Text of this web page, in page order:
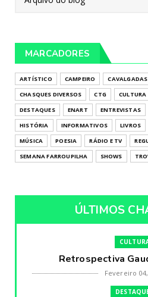
MARCADORES
ARTÍSTICO CAMPEIRO CAVALGADAS
CHASQUES DIVERSOS
CTG CULTURA
DESTAQUES
ENART ENTREVISTAS
HISTÓRIA
INFORMATIVOS LIVROS
MÚSICA
POESIA RÁDIO E TV
SEMANA FARROUPILHA
SHOWS
ÚLTIMOS
Retrospectiva
Fevereiro